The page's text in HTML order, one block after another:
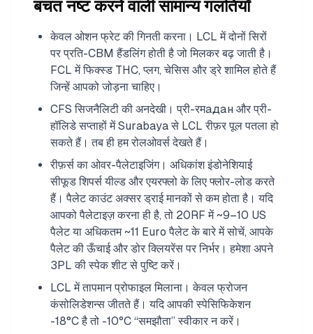
बचत नष्ट करने वाली सामान्य गलतियाँ
केवल ओशन फ्रेट की गिनती करना। LCL में दोनों सिरों
पर प्रति-CBM हैंडलिंग होती है जो मिलकर बढ़ जाती है।
FCL में फिक्स्ड THC, प्लग, चेसिस और ड्रे शामिल होते हैं
जिन्हें आपको जोड़ना चाहिए।
CFS सिजनैलिटी की अनदेखी। प्री-रमадан और प्री-
हॉलिडे सप्ताहों में Surabaya से LCL रीफ़र पूल पतला हो
सकते हैं। तब ही हम रोलओवर्स देखते हैं।
रीफ़र्स का ओवर-पैलेटाइजिंग। अधिकांश इंडोनेशियाई
सीफूड शिपर्स यील्ड और एयरफ्लो के लिए फ्लोर-लोड करते
हैं। पैलेट काउंट अक्सर ड्राई मानकों से कम होता है। यदि
आपको पैलेटाइज़ करना ही है, तो 20RF में ~9–10 US
पैलेट या अधिकतम ~11 Euro पैलेट के बारे में सोचें, आपके
पैलेट की ऊँचाई और डोर क्लियरेंस पर निर्भर। हमेशा अपने
3PL की स्पेक शीट से पुष्टि करें।
LCL में तापमान प्रोफाइल मिलाना। केवल फ्रोजन
कंसोलिडेशन्स जीतते हैं। यदि आपकी स्पेसिफिकेशन
-18°C है तो -10°C “समझौता” स्वीकार न करें।